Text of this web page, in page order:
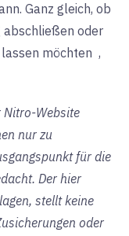
Ganz gleich, ob
abschließen oder
möchten ,
Nitro-Website
nur zu
für die
Der hier
stellt keine
oder